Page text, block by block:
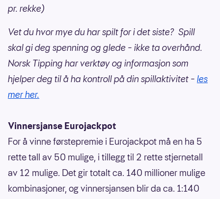
pr. rekke)
Vet du hvor mye du har spilt for i det siste? Spill
skal gi deg spenning og glede – ikke ta overhånd.
Norsk Tipping har verktøy og informasjon som
hjelper deg til å ha kontroll på din spillaktivitet – les
mer her.
Vinnersjanse Eurojackpot
For å vinne førstepremie i Eurojackpot må en ha 5
rette tall av 50 mulige, i tillegg til 2 rette stjernetall
av 12 mulige. Det gir totalt ca. 140 millioner mulige
kombinasjoner, og vinnersjansen blir da ca. 1:140